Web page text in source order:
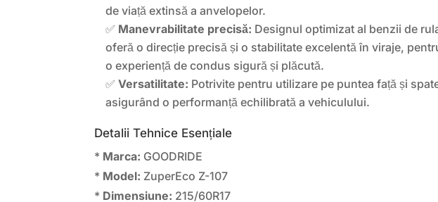
de viață extinsă a anvelopelor.
✅ Manevrabilitate precisă: Designul optimizat al benzii de
oferă o direcție precisă și o stabilitate excelentă în viraje,
o experiență de condus sigură și plăcută.
✅Versatilitate: Potrivite pentru utilizare pe puntea față și
asigurând o performanță echilibrată a vehiculului.
Detalii Tehnice Esențiale
* Marca: GOODRIDE
* Model: ZuperEco Z-107
* Dimensiune: 215/60R17